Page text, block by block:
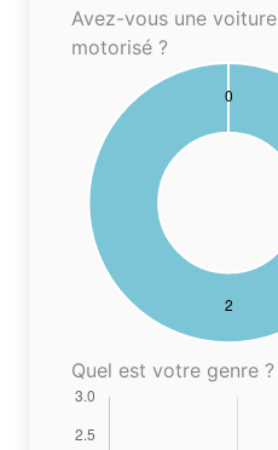
Avez-vous une
motorisé ?
Quel est votre genre ?